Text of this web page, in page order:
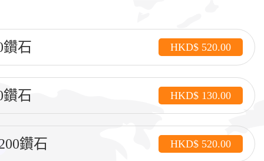
鑽石 HKD$ 520.00
鑽石 HKD$ 130.00
鑽石 HKD$ 520.00